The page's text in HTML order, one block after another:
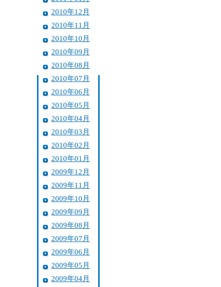
2010年12月
2010年11月
2010年10月
2010年09月
2010年08月
2010年07月
2010年06月
2010年05月
2010年04月
2010年03月
2010年02月
2010年01月
2009年12月
2009年11月
2009年10月
2009年09月
2009年08月
2009年07月
2009年06月
2009年05月
2009年04月